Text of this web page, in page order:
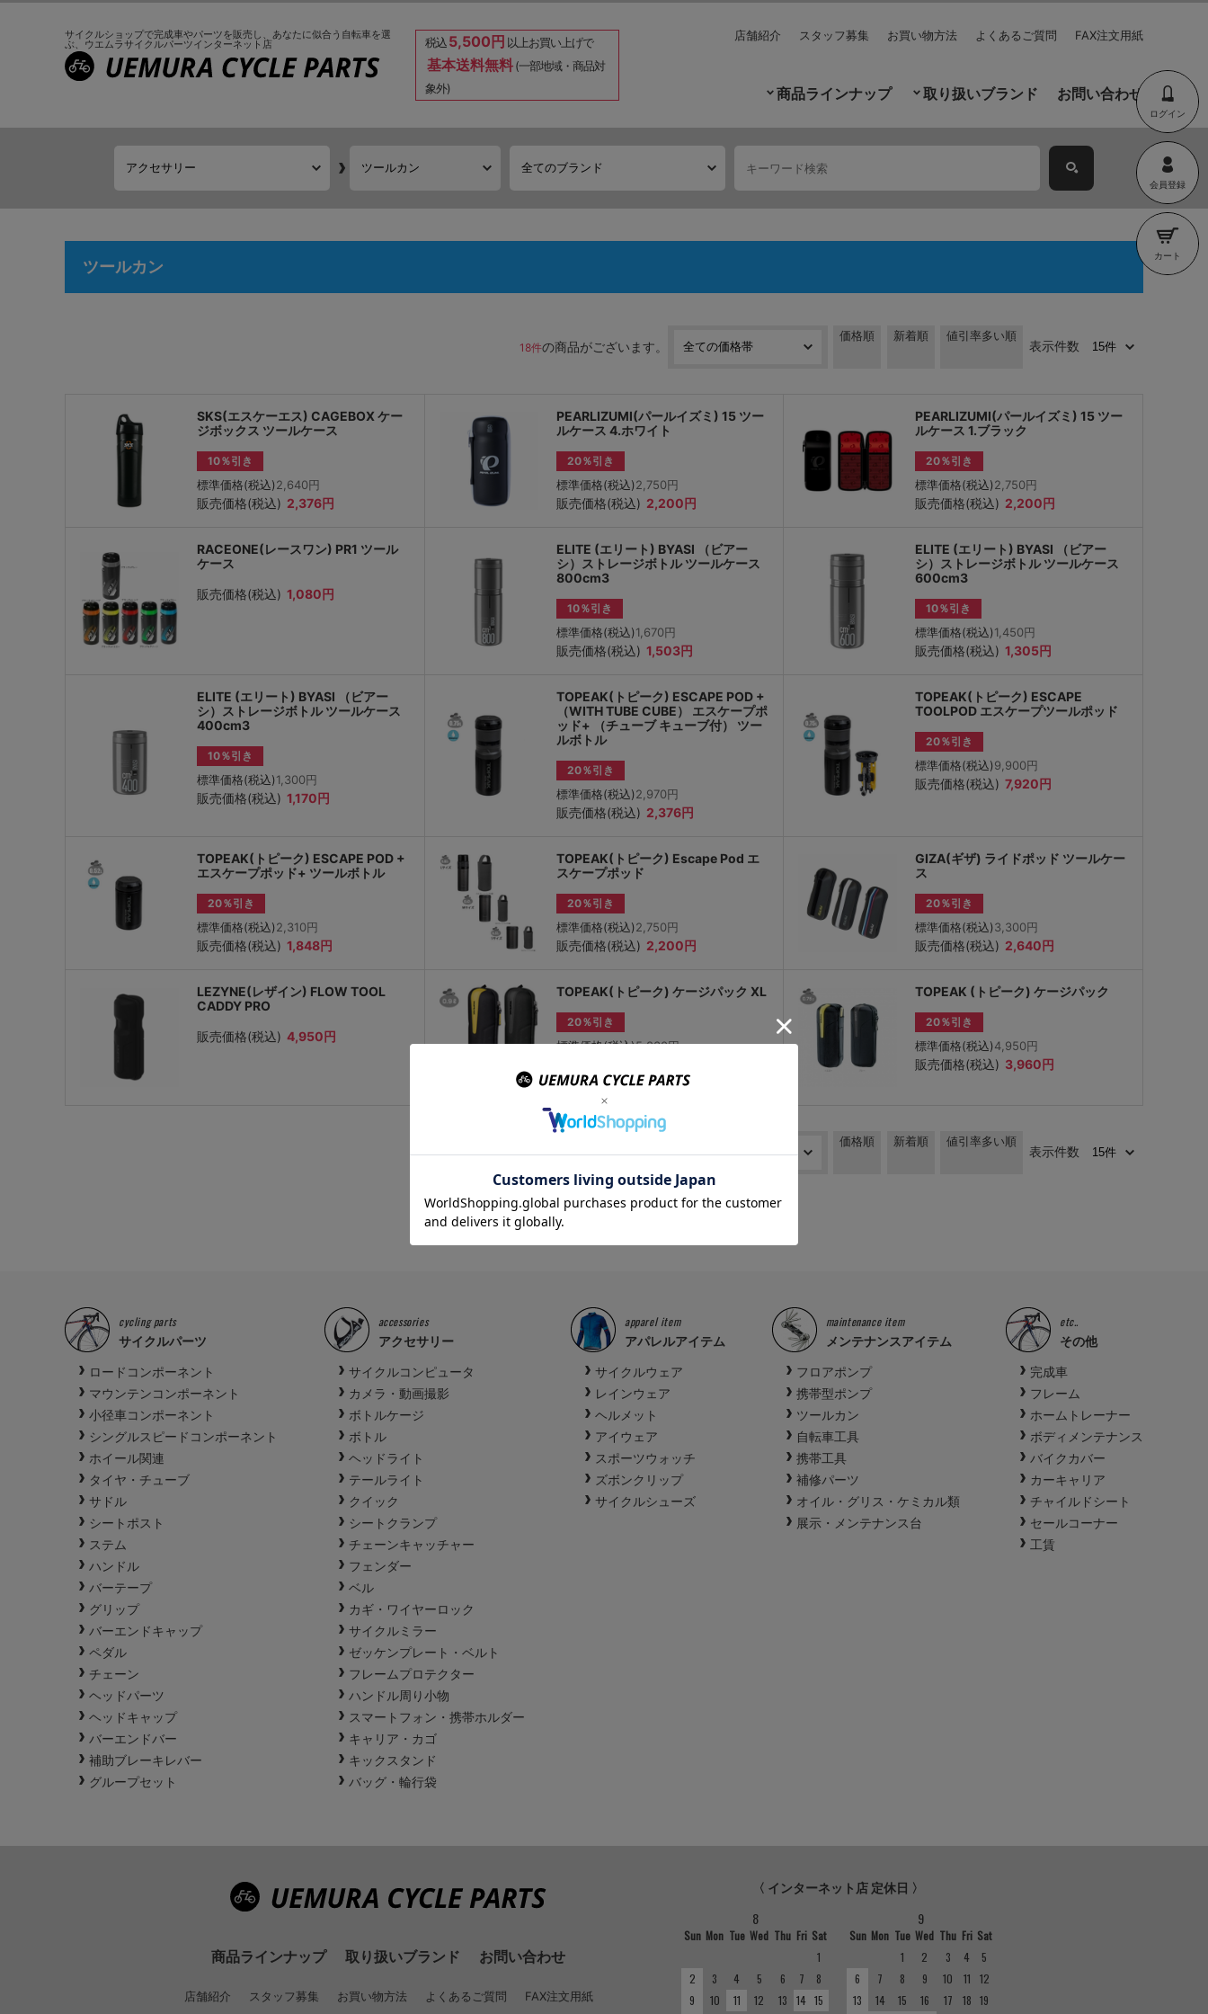
サイクルショップで完成車やパーツを販売し、 あなたに似合う自転車を選
ぶ、 ウエムラサイクルパーツインターネット店 税込5,500円 以上お買い上げで
基本送料無料(一部地域・商品対
象外)
店舗紹介 スタッフ募集 お買い物方法 よくあるご質問 FAX注文用紙
ログイン
会員登録
カート
商品ラインナップ 取り扱いブランド お問い合わせ
ツールカン
18件の商品がございます。
価格順 新着順 値引率多い順
表示件数
SKS(エスケーエス) CAGEBOX ケー
ジボックス ツールケース
10％引き
標準価格(税込)2,640円
販売価格(税込) 2,376円
PEARLIZUMI(パールイズミ) 15 ツー
ルケース 4.ホワイト
20％引き
標準価格(税込)2,750円
販売価格(税込) 2,200円
PEARLIZUMI(パールイズミ) 15 ツー
ルケース 1.ブラック
20％引き
標準価格(税込)2,750円
販売価格(税込) 2,200円
RACEONE(レースワン) PR1 ツール
ケース
販売価格(税込) 1,080円
ELITE (エリート) BYASI （ビアー
シ）ストレージボトル ツールケース
800cm3
10％引き
標準価格(税込)1,670円
販売価格(税込) 1,503円
ELITE (エリート) BYASI （ビアー
シ）ストレージボトル ツールケース
600cm3
10％引き
標準価格(税込)1,450円
販売価格(税込) 1,305円
ELITE (エリート) BYASI （ビアー
シ）ストレージボトル ツールケース
400cm3
10％引き
標準価格(税込)1,300円
販売価格(税込) 1,170円
TOPEAK(トピーク) ESCAPE POD +
（WITH TUBE CUBE） エスケープポ
ッド+ （チューブ キューブ付） ツー
ルボトル
20％引き
標準価格(税込)2,970円
販売価格(税込) 2,376円
TOPEAK(トピーク) ESCAPE
TOOLPOD エスケープツールポッド
20％引き
標準価格(税込)9,900円
販売価格(税込) 7,920円
TOPEAK(トピーク) ESCAPE POD +
エスケープポッド+ ツールボトル
20％引き
標準価格(税込)2,310円
販売価格(税込) 1,848円
TOPEAK(トピーク) Escape Pod エ
スケープポッド
20％引き
標準価格(税込)2,750円
販売価格(税込) 2,200円
GIZA(ギザ) ライドポッド ツールケー
ス
20％引き
標準価格(税込)3,300円
販売価格(税込) 2,640円
LEZYNE(レザイン) FLOW TOOL
CADDY PRO
販売価格(税込) 4,950円
TOPEAK(トピーク) ケージパック XL
20％引き
標準価格(税込)5,830円
TOPEAK (トピーク) ケージパック
20％引き
標準価格(税込)4,950円
販売価格(税込) 3,960円
価格順 新着順 値引率多い順
表示件数
1 2 次へ>>
cycling parts
サイクルパーツ
ロードコンポーネント
マウンテンコンポーネント
小径車コンポーネント
シングルスピードコンポーネント
ホイール関連
タイヤ・チューブ
サドル
シートポスト
ステム
ハンドル
バーテープ
グリップ
バーエンドキャップ
ペダル
チェーン
ヘッドパーツ
ヘッドキャップ
バーエンドバー
補助ブレーキレバー
グループセット
accessories
アクセサリー
サイクルコンピュータ
カメラ・動画撮影
ボトルケージ
ボトル
ヘッドライト
テールライト
クイック
シートクランプ
チェーンキャッチャー
フェンダー
ベル
カギ・ワイヤーロック
サイクルミラー
ゼッケンプレート・ベルト
フレームプロテクター
ハンドル周り小物
スマートフォン・携帯ホルダー
キャリア・カゴ
キックスタンド
バッグ・輪行袋
apparel item
アパレルアイテム
サイクルウェア
レインウェア
ヘルメット
アイウェア
スポーツウォッチ
ズボンクリップ
サイクルシューズ
maintenance item
メンテナンスアイテム
フロアポンプ
携帯型ポンプ
ツールカン
自転車工具
携帯工具
補修パーツ
オイル・グリス・ケミカル類
展示・メンテナンス台
etc..
その他
完成車
フレーム
ホームトレーナー
ボディメンテナンス
バイクカバー
カーキャリア
チャイルドシート
セールコーナー
工賃
商品ラインナップ 取り扱いブランド お問い合わせ
店舗紹介 スタッフ募集 お買い物方法 よくあるご質問 FAX注文用紙
〈 インターネット店 定休日 〉
8
Sun Mon Tue Wed Thu Fri Sat
1
2
3 4 5 6 7
8
9
10 11 12 13 14 15
9
Sun Mon Tue Wed Thu Fri Sat
1
2 3 4
5
6
7 8 9 10 11
12
13
14 15 16 17 18 19